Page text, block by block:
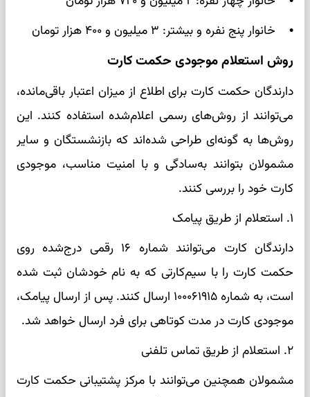
• خانوار پنج نفره و بیشتر: ۳ میلیون و ۴۰۰ هزار تومان
روش استعلام موجودی حکمت کارت
دارندگان حکمت کارت برای اطلاع از میزان اعتبار باقی‌مانده،
می‌توانند از روش‌های رسمی اعلام‌شده استفاده کنند. این
روش‌ها به گونه‌ای طراحی شده‌اند که بازنشستگان و سایر
مشمولان بتوانند به‌سادگی و با امنیت مناسب، موجودی
کارت خود را بررسی کنند.
۱. استعلام از طریق پیامک
دارندگان کارت می‌توانند شماره ۱۶ رقمی درج‌شده روی
حکمت کارت را با سیم‌کارتی که به نام خودشان ثبت شده
است، به شماره ۱۰۰۰۶۱۹۱۵ ارسال کنند. پس از ارسال پیامک،
موجودی کارت در مدت کوتاهی برای فرد ارسال خواهد شد.
۲. استعلام از طریق تماس تلفنی
مشمولان همچنین می‌توانند با مرکز پشتیبانی حکمت کارت